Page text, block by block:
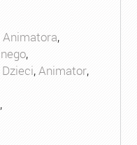
,
,
,Animator,
,